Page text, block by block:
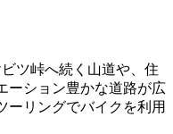
ツ峠へ続く山道や、住
ーション豊かな道路が広
ーリングでバイクを利用